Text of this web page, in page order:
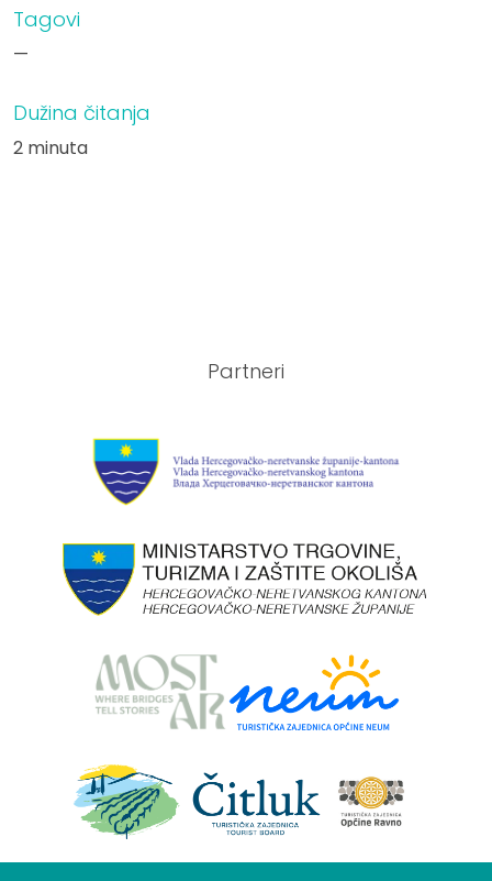
Tagovi
—
Dužina čitanja
2 minuta
Partneri